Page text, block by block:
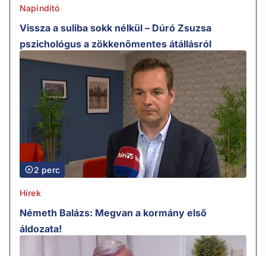
Napindító
Vissza a suliba sokk nélkül – Dúró Zsuzsa
pszichológus a zökkenőmentes átállásról
2 perc
Hírek
Németh Balázs: Megvan a kormány első
áldozata!